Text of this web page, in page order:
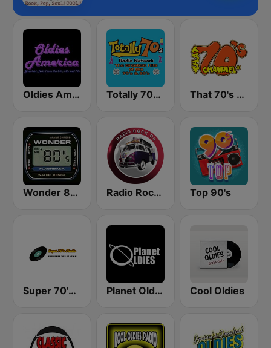
Oldies America Totally 70s Radio Network That 70's Channel
Wonder 80's Radio Rock On Top 90's
Super 70's Radio Planet Oldies Radio Cool Oldies